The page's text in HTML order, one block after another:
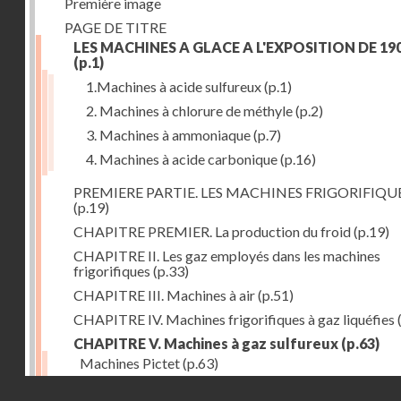
PAGE DE TITRE
LES MACHINES A GLACE A L'EXPOSITION DE
(p.1)
1.Machines à acide sulfureux(p.1)
2. Machines à chlorure de méthyle(p.2)
3. Machines à ammoniaque(p.7)
4. Machines à acide carbonique(p.16)
PREMIERE PARTIE. LES MACHINES
(p.19)
CHAPITRE PREMIER. La production du froid(p.19)
CHAPITRE II. Les gaz employés dans les machines
frigorifiques (p.33)
CHAPITRE III. Machines à air(p.51)
CHAPITRE IV. Machines frigorifiques à gaz liquéfies
CHAPITRE V. Machines à gaz sulfureux (p.63)
Machines Pictet(p.63)